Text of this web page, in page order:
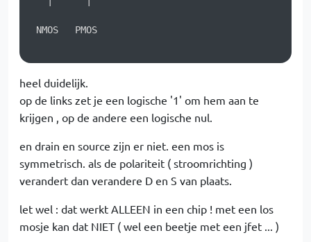
NMOS   PMOS
heel duidelijk.
op de links zet je een logische '1' om hem aan te
krijgen , op de andere een logische nul.
en drain en source zijn er niet. een mos is
symmetrisch. als de polariteit ( stroomrichting )
verandert dan verandere D en S van plaats.
let wel : dat werkt ALLEEN in een chip ! met een los
mosje kan dat NIET ( wel een beetje met een jfet ... )